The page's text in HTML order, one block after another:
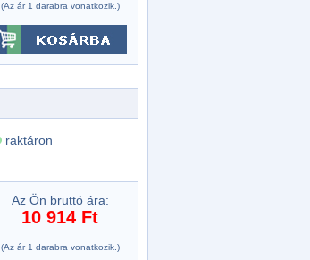
(Az ár 1 darabra vonatkozik.)
raktáron
Az Ön bruttó ára:
10 914 Ft
(Az ár 1 darabra vonatkozik.)